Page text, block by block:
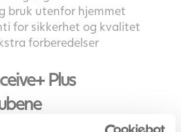
bruk utenfor hjemmet
for sikkerhet og kvalitet
forberedelser
Plus